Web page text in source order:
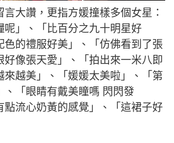
大讚，更指方媛撞樣多個女星：
呢」、「比百分之九十明星好
色的禮服好美」、「仿佛看到了張
好像張天愛」、「拍出來一米八即
來越美」、「媛媛太美啦」、「第
、「眼睛有戴美瞳嗎 閃閃發
點流心奶黃的感覺」、「這裙子好